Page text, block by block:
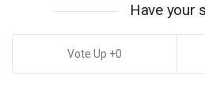
Have your
0